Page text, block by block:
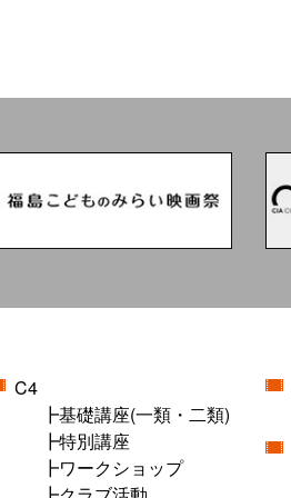
C4
基礎講座(一類・二類)
特別講座
ワークショップ